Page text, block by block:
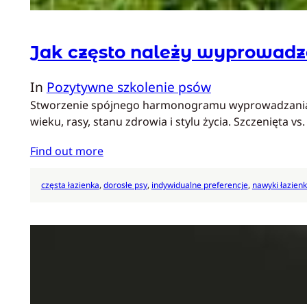
Jak często należy
In Pozytywne szkolenie psów
Stworzenie spójnego harmonogramu
wieku, rasy, stanu zdrowia i stylu życia. Szczenięta
Find out more
częsta łazienka, dorosłe psy, indywidualne preferencje, nawyki